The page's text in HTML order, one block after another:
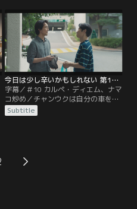
いうダジョンのためにチャンウクと
ジェホはこっそり屋上キャンプを準
備する。
今日は少し辛いかもしれない 第10話／字幕
字幕／＃10 カルペ・ディエム、ナマ
コ炒め／チャンウクは自分の車を売
ってほしいというダジョンの頼みで
中古車を売りに外出するが、突然ナ
なく…
Subtitle